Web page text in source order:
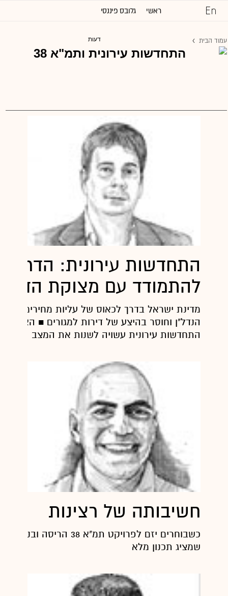
ראשי גלובס פיננסי
שוק ההון והשקעות
שיווק ופרסום מגזין G
וול סטריט ג'ורנל
עמוד הבית דעות
התחדשות עירונית: הדרך
להתמודד עם מצוקת הדיור
מדינת ישראל בדרך לכאוס של עליות מחירים
הנדל"ן וחוסר בהיצע של דירות למגורים ■ האצת
התחדשות עירונית עשויה לשנות את המצב
חשיבותה של רצינות
כשבוחרים יזם לפרויקט תמ"א 38
שמציג תכנון מלא